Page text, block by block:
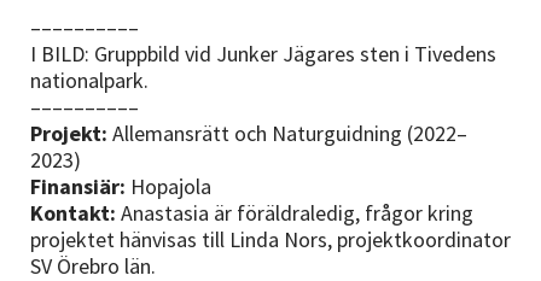
––––––––––
I BILD: Gruppbild vid Junker Jägares sten i Tivedens
nationalpark.
––––––––––
Projekt: Allemansrätt och Naturguidning (2022–
2023)
Finansiär: Hopajola
Kontakt: Anastasia är föräldraledig, frågor kring
projektet hänvisas till Linda Nors, projektkoordinator
SV Örebro län.